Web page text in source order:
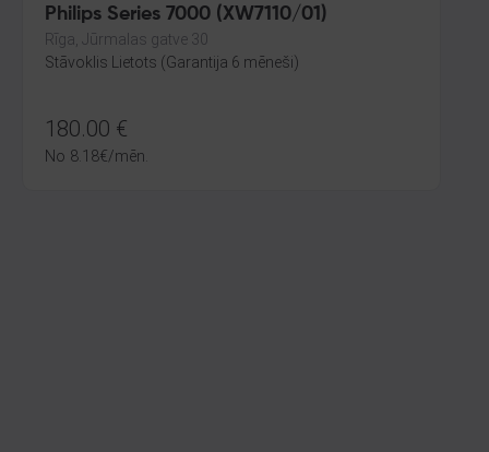
Philips Series 7000 (XW7110/01)
Rīga, Jūrmalas gatve 30
Stāvoklis Lietots (Garantija 6 mēneši)
180.00 €
No 8.18€/mēn.